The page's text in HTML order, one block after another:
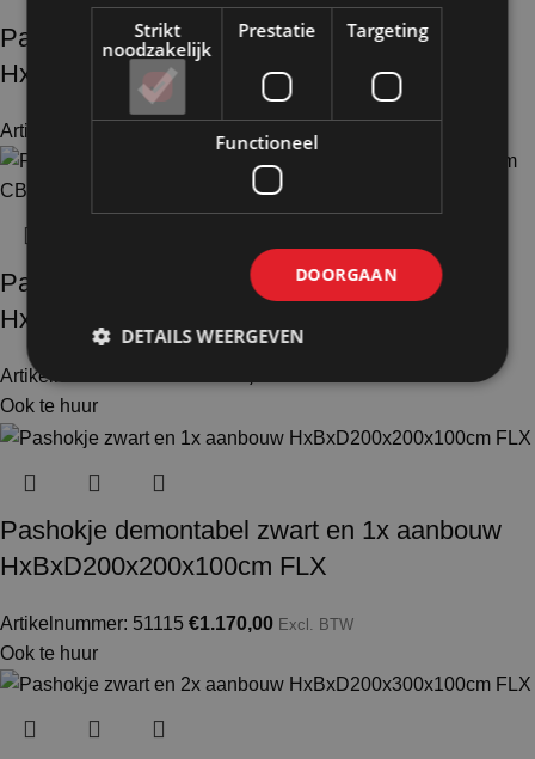
Pashokje demontabel wit en 2x aanbouw
HxBxD200x300x100cm CBX
Artikelnummer: 50106 1.471,50 Excl. BTW
Pashokje demontabel zwart en 1x aanbouw
HxBxD200x200x100cm CBX
Artikelnummer: 51105
Ook te huur
Pashokje demontabel zwart en 1x aanbouw
HxBxD200x200x100cm FLX
Artikelnummer: 51115 €1.170,00 Excl. BTW
Ook te huur
Strikt
noodzakelijk
Prestatie Targeting
Functioneel
DOORGAAN
DETAILS WEERGEVEN